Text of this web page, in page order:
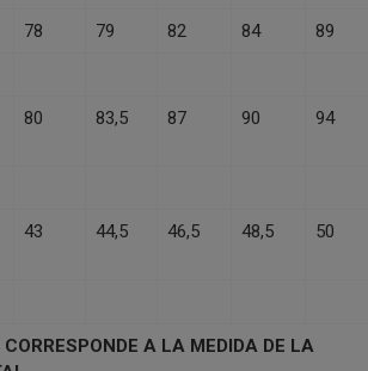
78 79 82 84 89
80 83,5 87 90 94
43 44,5 46,5 48,5 50
A LA MEDIDA DE LA